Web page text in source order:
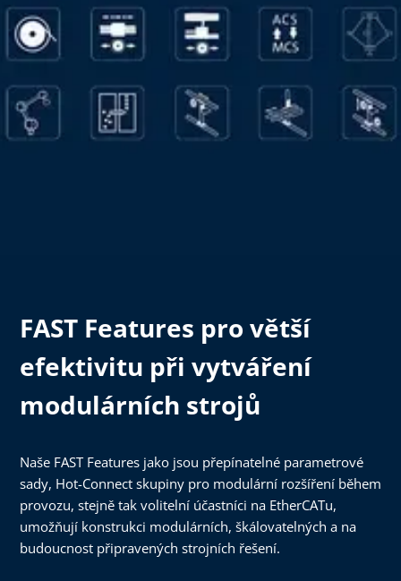
FAST Features pro větší
efektivitu při vytváření
modulárních strojů
Naše FAST Features jako jsou přepínatelné parametrové
sady, Hot-Connect skupiny pro modulární rozšíření během
provozu, stejně tak volitelní účastníci na EtherCATu,
umožňují konstrukci modulárních, škálovatelných a na
budoucnost připravených strojních řešení.